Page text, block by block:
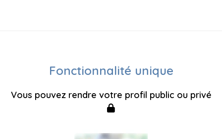
Fonctionnalité unique
Vous pouvez rendre votre profil public ou privé